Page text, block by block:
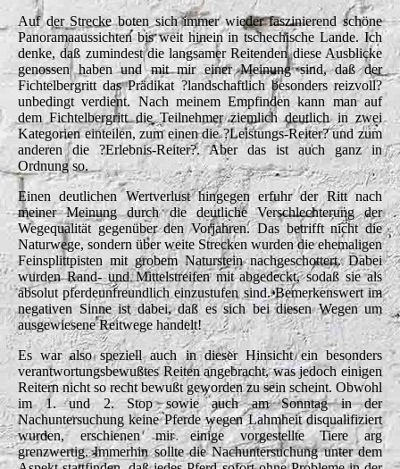
Auf der Strecke boten sich immer wieder faszinierend schöne
Panoramaaussichten bis weit hinein in tschechische Lande. Ich
denke, daß zumindest die langsamer Reitenden diese Ausblicke
genossen haben und mit mir einer Meinung sind, daß der
Fichtelbergritt das Prädikat ?landschaftlich besonders reizvoll?
unbedingt verdient. Nach meinem Empfinden kann man auf
dem Fichtelbergritt die Teilnehmer ziemlich deutlich in zwei
Kategorien einteilen, zum einen die ?Leistungs-Reiter? und zum
anderen die ?Erlebnis-Reiter?. Aber das ist auch ganz in
Ordnung so.
Einen deutlichen Wertverlust hingegen erfuhr der Ritt nach
meiner Meinung durch die deutliche Verschlechterung der
Wegequalität gegenüber den Vorjahren. Das betrifft nicht die
Naturwege, sondern über weite Strecken wurden die ehemaligen
Feinsplittpisten mit grobem Naturstein nachgeschottert. Dabei
wurden Rand- und Mittelstreifen mit abgedeckt, sodaß sie als
absolut pferdeunfreundlich einzustufen sind. Bemerkenswert im
negativen Sinne ist dabei, daß es sich bei diesen Wegen um
ausgewiesene Reitwege handelt!
Es war also speziell auch in dieser Hinsicht ein besonders
verantwortungsbewußtes Reiten angebracht, was jedoch einigen
Reitern nicht so recht bewußt geworden zu sein scheint. Obwohl
im 1. und 2. Stop sowie auch am Sonntag in der
Nachuntersuchung keine Pferde wegen Lahmheit disqualifiziert
wurden, erschienen mir einige vorgestellte Tiere arg
grenzwertig. Immerhin sollte die Nachuntersuchung unter dem